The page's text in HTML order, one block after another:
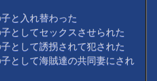
と入れ替わった
としてセックスさせられた
として誘拐されて犯された
として海賊達の共同妻にされ